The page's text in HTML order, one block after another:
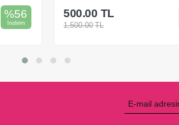
%67
İndirim
497.00 TL